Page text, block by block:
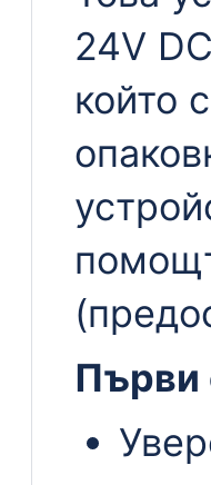
24V
който
Първи